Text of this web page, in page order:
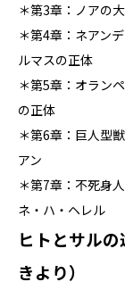
＊第3章：ノアの
＊第4章：ネアン
ルマスの正体
＊第5章：オラン
の正体
＊第6章：巨人型
アン
＊第7章：不死身
ネ・ハ・ヘレル
ヒトとサル
きより）